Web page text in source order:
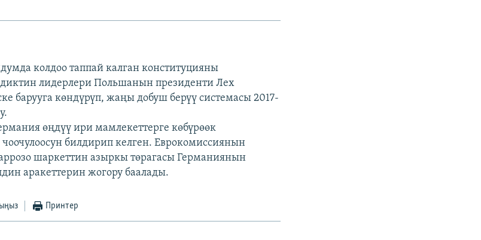
колдоо таппай калган конституцияны
лидерлери Польшанын президенти Лех
барууга көндүрүп, жаңы добуш берүү системасы 2017-
өңдүү ири мамлекеттерге көбүрөөк
билдирип келген. Еврокомиссиянын
шаркеттин азыркы төрагасы Германиянын
аракеттерин жогору баалады.
Принтер